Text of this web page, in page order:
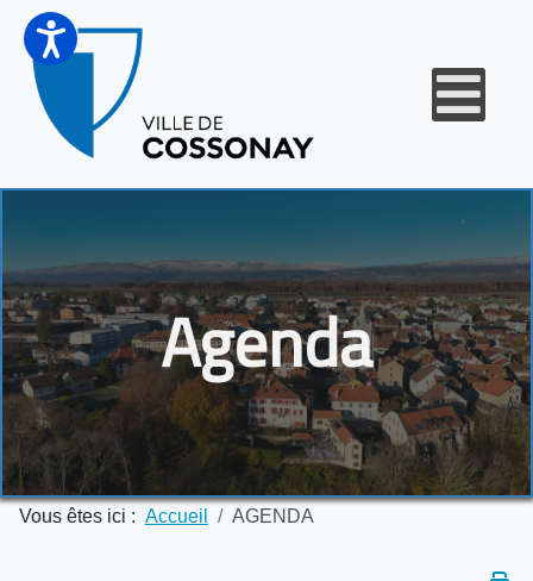
Agenda
Vous êtes ici : Accueil AGENDA